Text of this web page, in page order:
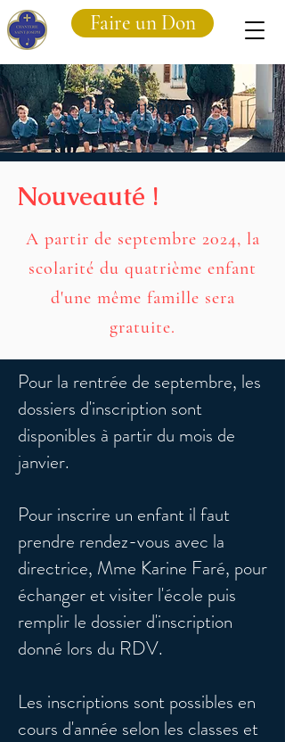
Faire un Don
Inscription
Nouveauté !
A partir de septembre 2024, la
scolarité du quatrième enfant
d'une même famille sera
gratuite.
Pour la rentrée de septembre, les
dossiers d'inscription sont
disponibles à partir du mois de
janvier.
Pour inscrire un enfant il faut
prendre rendez-vous avec la
directrice, Mme Karine Faré, pour
échanger et visiter l'école puis
remplir le dossier d'inscription
donné lors du RDV.
Les inscriptions sont possibles en
cours d'année selon les classes et